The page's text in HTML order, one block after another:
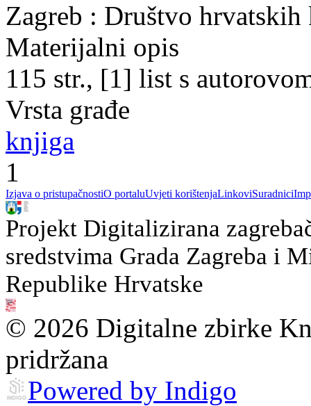
Zagreb : Društvo
Materijalni opis
115 str., [1] list s
Vrsta građe
knjiga
1
Izjava o pristupačnostiO portaluUvjeti korištenjaLinkoviSuradnici
Projekt Digitalizirana
sredstvima Grada Zagreba i
Republike Hrvatske
© 2026 Digitalne zbirke
pridržana
Powered by Indigo